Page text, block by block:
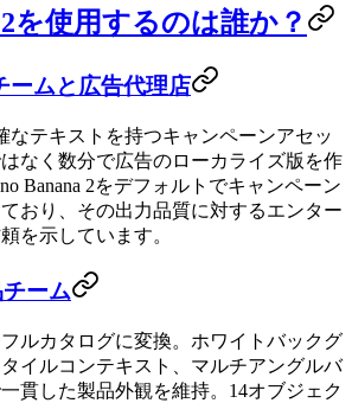
を使用するのは誰か？
ームと広告代理店
なテキストを持つキャンペーンアセッ
なく数分で広告のローカライズ版を作
Banana 2をデフォルトでキャンペーン
おり、その出力品質に対するエンター
を示しています。
ーム
ルカタログに変換。ホワイトバックグ
イルコンテキスト、マルチアングルバ
貫した製品外観を維持。14オブジェク